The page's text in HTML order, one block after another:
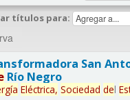
títulos para:
San
Río Negro
Eléctrica, Sociedad del